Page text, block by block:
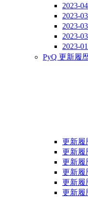
2023-
2023-
2023-
2023-
2023-
PyQ 更新履
更新履
更新履
更新履
更新履
更新履
更新履